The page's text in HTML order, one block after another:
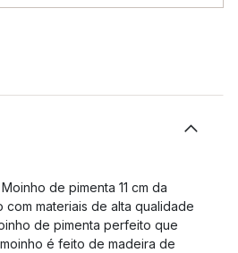
de pimenta 11 cm da
materiais de alta qualidade
de pimenta perfeito que
é feito de madeira de